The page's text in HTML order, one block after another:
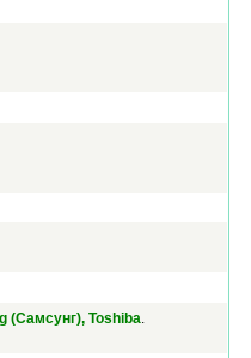
(Самсунг), Toshiba.